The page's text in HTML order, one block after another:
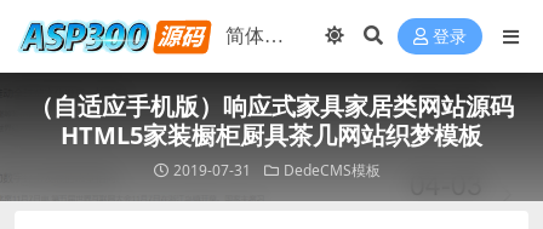
登录
（自适应手机版）响应式家具家居类网站源码
HTML5家装橱柜厨具茶几网站织梦模板
2019-07-31 DedeCMS模板